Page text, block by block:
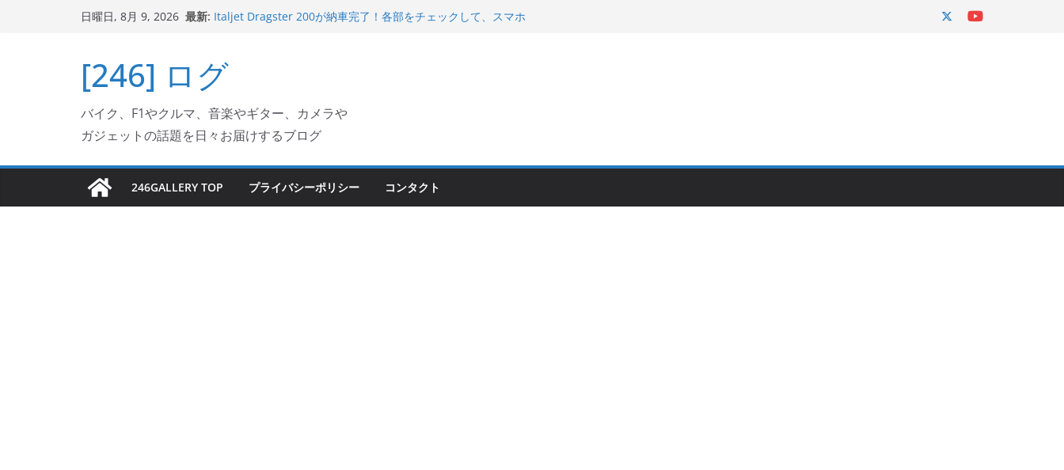
キ
プ
日曜日, 8月 9, 2026 最新: リングが楽しくなった
Jeff Beck 逝去
Ken Block 逝去
フェクターが返礼品でもらえる！
[246] ログ
バイク、F1やクルマ、音楽やギター、カメラや
ガジェットの話題を日々お届けするブログ
246GALLERY TOP プライバシーポリシー コンタクト